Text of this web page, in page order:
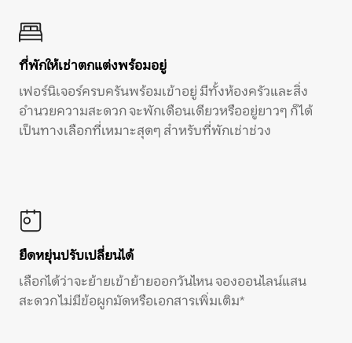
ที่พักให้เช่าตกแต่งพร้อมอยู่
เฟอร์นิเจอร์ครบครันพร้อมเข้าอยู่ มีทั้งห้องครัวและสิ่ง
อำนวยความสะดวก จะพักเดือนเดียวหรืออยู่ยาวๆ ก็ได้
เป็นทางเลือกที่เหมาะสุดๆ สำหรับที่พักเช่าช่วง
ยืดหยุ่นปรับเปลี่ยนได้
เลือกได้ว่าจะย้ายเข้าย้ายออกวันไหน จองออนไลน์แสน
สะดวก ไม่มีข้อผูกมัดหรือเอกสารเพิ่มเติม*